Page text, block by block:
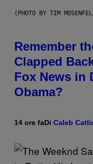
(PHOTO BY TIM
Remember
Clapped
Fox News in
Obama?
14 ore faDi Caleb